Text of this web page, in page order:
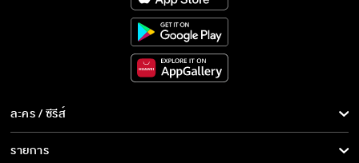
ละคร / ซีรีส์
ละคร/ซีรีส์
รายการ